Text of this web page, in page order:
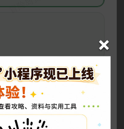
打造一個更加穩定、
福利
×